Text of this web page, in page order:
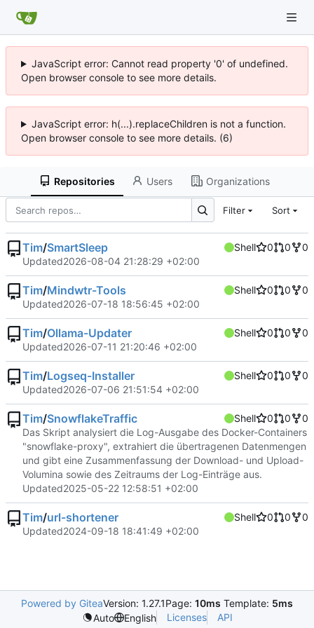
JavaScript error: Cannot read property '0' of undefined.
Open browser console to see more details.
JavaScript error: h(...).replaceChildren is not a function.
Open browser console to see more details. (6)
Repositories Users Organizations
Filter Sort
Tim/SmartSleep Shell 0 0
0
Updated2026-08-04 21:28:29 +02:00
Tim/Mindwtr-Tools Shell 0 0
0
Updated2026-07-18 18:56:45 +02:00
Tim/Ollama-Updater Shell 0 0
0
Updated2026-07-11 21:20:46 +02:00
Tim/Logseq-Installer Shell 0 0
0
Updated2026-07-06 21:51:54 +02:00
Tim/SnowflakeTraffic Shell 0 0
0
Das Skript analysiert die Log-Ausgabe des Docker-Containers
"snowflake-proxy", extrahiert die übertragenen Datenmengen
und gibt eine Zusammenfassung der Download- und Upload-
Volumina sowie des Zeitraums der Log-Einträge aus.
Updated2025-05-22 12:58:51 +02:00
Tim/url-shortener Shell 0 0
0
Updated2024-09-18 18:41:49 +02:00
Powered by GiteaVersion: 1.27.1Page: 10ms Template: 5ms
Auto
English Licenses API